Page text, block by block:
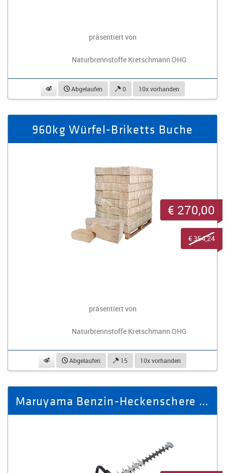
präsentiert von
Naturbrennstoffe Kretschmann OHG
beobachtenAbgelaufen 0 10x vorhanden
960kg Würfel-Briketts Buche
präsentiert von
Naturbrennstoffe Kretschmann OHG
beobachtenAbgelaufen 15 10x vorhanden
€ 270,00
€ 354,24
Maruyama Benzin-Heckenschere HT238DL